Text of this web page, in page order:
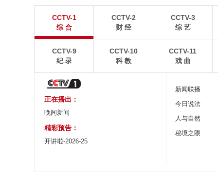
炎炎夏日，暑期旅游热度持续攀升。人们亲近山水，
拥抱自然，在旅途中放松身心、增长见识。
8月6日，重庆梁平星
CCTV-1
综 合
CCTV-2
财 经
CCTV-3
综 艺
CCTV-9
纪 录
CCTV-10
科 教
CCTV-11
戏 曲
正在播出：
晚间新闻
精彩预告：
开讲啦-2026-25
新闻联播
今日说法
人与自然
秘境之眼